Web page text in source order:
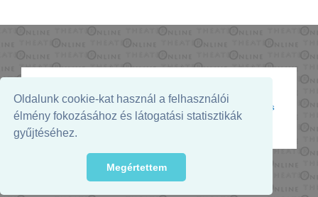
Oldalunk cookie-kat használ a felhasználói
élmény fokozásához és látogatási statisztikák
gyűjtéséhez.
Megértettem
Az oldal megjelenését támogatja:
© 2026. - THEATER Online -theater.hu